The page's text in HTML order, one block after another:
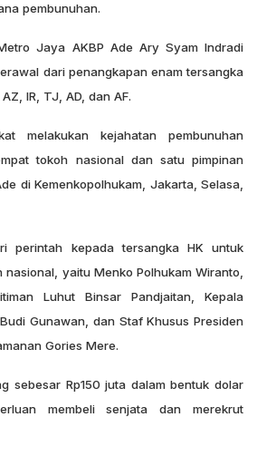
pembunuhan.
Jaya AKBP Ade Ary Syam Indradi
dari penangkapan enam tersangka
IR, TJ, AD, dan AF.
melakukan kejahatan pembunuhan
tokoh nasional dan satu pimpinan
di Kemenkopolhukam, Jakarta, Selasa,
perintah kepada tersangka HK untuk
nasional, yaitu Menko Polhukam Wiranto,
Luhut Binsar Pandjaitan, Kepala
Gunawan, dan Staf Khusus Presiden
Gories Mere.
sebesar Rp150 juta dalam bentuk dolar
membeli senjata dan merekrut